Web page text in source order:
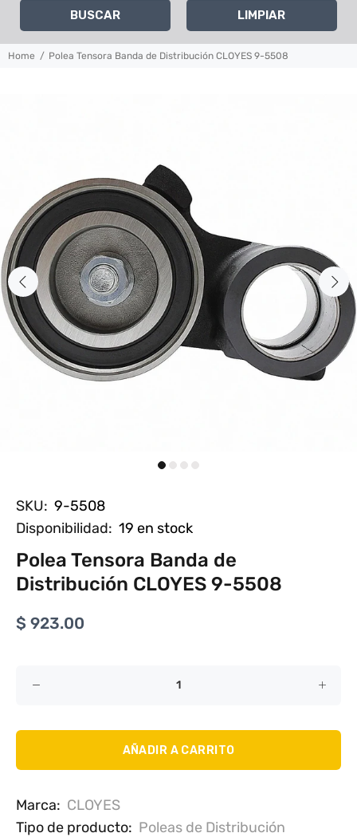
BUSCAR LIMPIAR
Home Polea Tensora Banda de Distribución CLOYES 9-5508
SKU: 9-5508
Disponibilidad: 19 en stock
Polea Tensora Banda de
Distribución CLOYES 9-5508
$ 923.00
AÑADIR A CARRITO
Marca: CLOYES
Tipo de producto: Poleas de Distribución